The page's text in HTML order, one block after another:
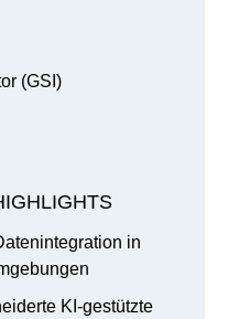
(GSI)
in
KI-gestützte